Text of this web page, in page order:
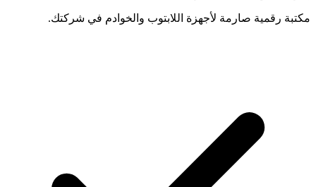
مكتبة رقمية صارمة لأجهزة اللابتوب والخوادم في شركتك.